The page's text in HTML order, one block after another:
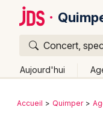
Concert,
Aujourd'hui
Publier un
Retour
Accueil Quimper
Quoi ?
Où ?